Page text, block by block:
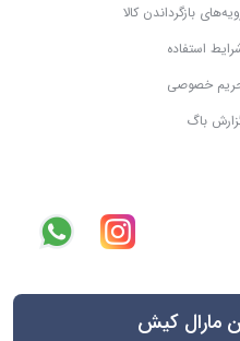
بازگرداندن کالا
استفاده
خصوصی
باگ
مارال کیش